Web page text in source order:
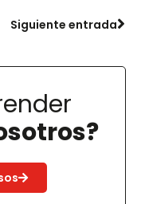
Siguiente entrada